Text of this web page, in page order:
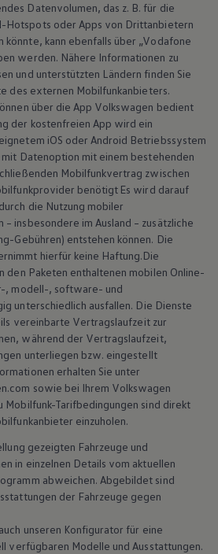
Polo
Polo konfigurieren
Polo Probe fahren
Polo
gross
wendig und
Sie den
Polo.
(2) Technologie (4)
Datenvolumen, das z. B. für die
Hotspots oder Apps von Drittanbietern
könnte, kann ebenfalls über „Vodafone
werden. Nähere Informationen zu
und unterstützten Ländern finden Sie
des externen Mobilfunkanbieters.
über die App Volkswagen bedient
der kostenfreien App wird ein
iOS oder Android Betriebssystem
mit Datenoption mit einem bestehenden
Mobilfunkvertrag zwischen
benötigt Es wird darauf
die Nutzung mobiler
insbesondere im Ausland – zusätzliche
Gebühren) entstehen können. Die
hierfür keine Haftung.Die
den Paketen enthaltenen mobilen Online-
, modell-, software- und
unterschiedlich ausfallen. Die Dienste
vereinbarte Vertragslaufzeit zur
während der Vertragslaufzeit,
unterliegen bzw. eingestellt
erhalten Sie unter
sowie bei Ihrem Volkswagen
Mobilfunk-Tarifbedingungen sind direkt
einzuholen.
gezeigten Fahrzeuge und
in einzelnen Details vom aktuellen
abweichen. Abgebildet sind
der Fahrzeuge gegen
unseren Konfigurator für eine
verfügbaren Modelle und Ausstattungen.